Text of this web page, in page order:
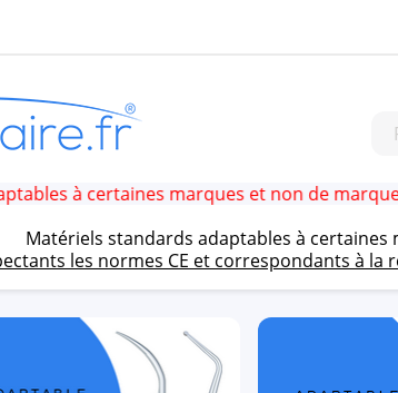
marques et non de marque
Matériels standards adaptables à certaines
les normes CE et correspondants à la